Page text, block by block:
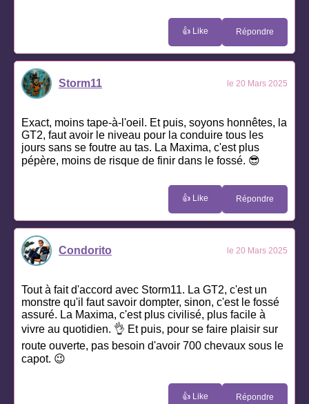
👍 Like Répondre
Storm11 le 20 Mars 2025
Exact, moins tape-à-l'oeil. Et puis, soyons honnêtes, la
GT2, faut avoir le niveau pour la conduire tous les
jours sans se foutre au tas. La Maxima, c'est plus
pépère, moins de risque de finir dans le fossé. 😎
👍 Like Répondre
Condorito le 20 Mars 2025
Tout à fait d'accord avec Storm11. La GT2, c'est un
monstre qu'il faut savoir dompter, sinon, c'est le fossé
assuré. La Maxima, c'est plus civilisé, plus facile à
vivre au quotidien. 👌 Et puis, pour se faire plaisir sur
route ouverte, pas besoin d'avoir 700 chevaux sous le
capot. 😉
👍 Like Répondre